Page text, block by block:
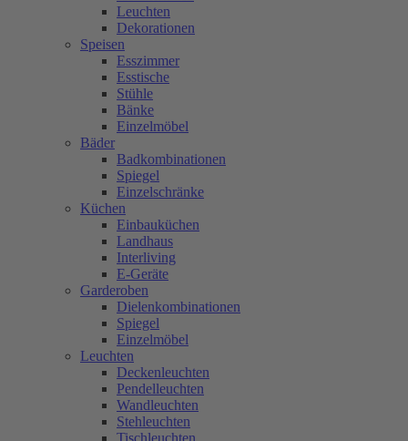
Leuchten
Dekorationen
Speisen
Esszimmer
Esstische
Stühle
Bänke
Einzelmöbel
Bäder
Badkombinationen
Spiegel
Einzelschränke
Küchen
Einbauküchen
Landhaus
Interliving
E-Geräte
Garderoben
Dielenkombinationen
Spiegel
Einzelmöbel
Leuchten
Deckenleuchten
Pendelleuchten
Wandleuchten
Stehleuchten
Tischleuchten